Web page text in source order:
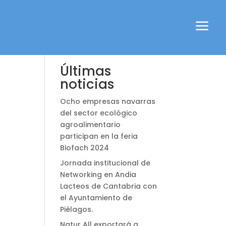
a
Últimas
noticias
Ocho empresas navarras
del sector ecológico
agroalimentario
participan en la feria
Biofach 2024
Jornada institucional de
Networking en Andia
Lacteos de Cantabria con
el Ayuntamiento de
Piélagos.